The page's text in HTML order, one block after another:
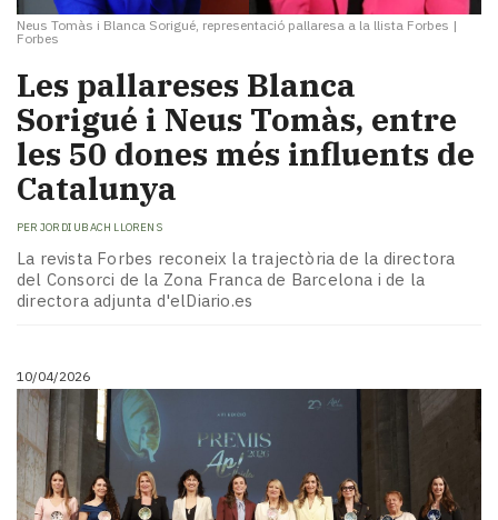
Neus Tomàs i Blanca Sorigué, representació pallaresa a la llista Forbes |
Forbes
Les pallareses Blanca
Sorigué i Neus Tomàs, entre
les 50 dones més influents de
Catalunya
PER JORDI UBACH LLORENS
La revista Forbes reconeix la trajectòria de la directora
del Consorci de la Zona Franca de Barcelona i de la
directora adjunta d'elDiario.es
10/04/2026